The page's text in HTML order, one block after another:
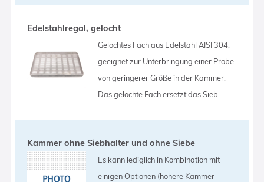
Edelstahlregal, gelocht
Gelochtes Fach aus Edelstahl AISI 304,
geeignet zur Unterbringung einer Probe
von geringerer Größe in der Kammer.
Das gelochte Fach ersetzt das Sieb.
Kammer ohne Siebhalter und ohne Siebe
Es kann lediglich in Kombination mit
einigen Optionen (höhere Kammer-